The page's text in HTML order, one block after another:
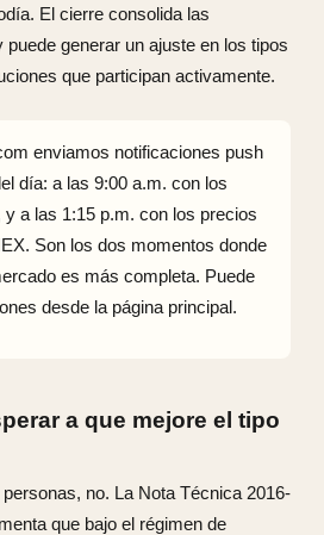
El cierre consolida las
generar un ajuste en los tipos
que participan activamente.
enviamos notificaciones push
día: a las 9:00 a.m. con los
y a las 1:15 p.m. con los precios
Son los dos momentos donde
es más completa. Puede
desde la página principal.
a que mejore el tipo
no. La Nota Técnica 2016-
que bajo el régimen de